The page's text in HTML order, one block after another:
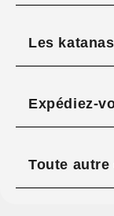
Les
Expédiez-
Toute